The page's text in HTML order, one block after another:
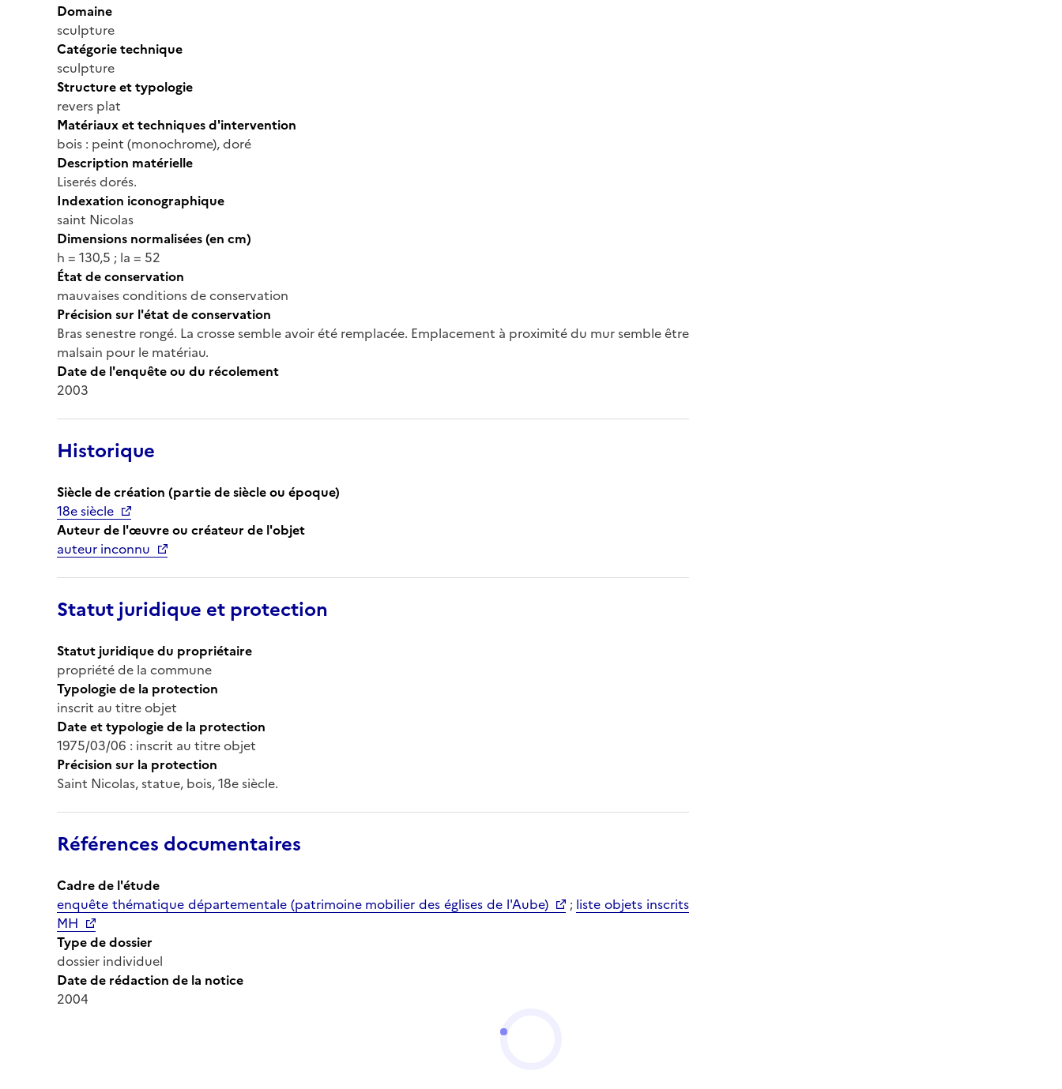
Domaine
sculpture
Catégorie technique
sculpture
Structure et typologie
revers plat
Matériaux et techniques d'intervention
bois : peint (monochrome), doré
Description matérielle
Liserés dorés.
Indexation iconographique
saint Nicolas
Dimensions normalisées (en cm)
h = 130,5 ; la = 52
État de conservation
mauvaises conditions de conservation
Précision sur l'état de conservation
Bras senestre rongé. La crosse semble avoir été remplacée. Emplacement à proximité du mur semble être
malsain pour le matériau.
Date de l'enquête ou du récolement
2003
Historique
Siècle de création (partie de siècle ou époque)
18e siècle
Auteur de l'œuvre ou créateur de l'objet
auteur inconnu
Statut juridique et protection
Statut juridique du propriétaire
propriété de la commune
Typologie de la protection
inscrit au titre objet
Date et typologie de la protection
1975/03/06 : inscrit au titre objet
Précision sur la protection
Saint Nicolas, statue, bois, 18e siècle.
Références documentaires
Cadre de l'étude
enquête thématique départementale (patrimoine mobilier des églises de l'Aube)
; liste objets inscrits
MH
Type de dossier
dossier individuel
Date de rédaction de la notice
2004